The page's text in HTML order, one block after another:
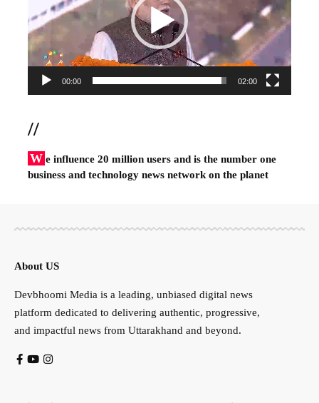
00:00 02:00
//
W e influence 20 million users and is the number one
business and technology news network on the planet
About US
Devbhoomi Media is a leading, unbiased digital news
platform dedicated to delivering authentic, progressive,
and impactful news from Uttarakhand and beyond.